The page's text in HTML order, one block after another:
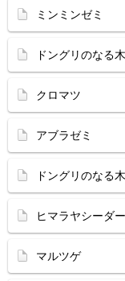
ミンミンゼミ
ドングリのなる
クロマツ
アブラゼミ
ドングリのな
ヒマラヤシーダー
マルツゲ